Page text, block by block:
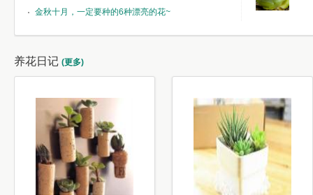
金秋十月，一定要种的6种漂亮的花~
养花日记 (更多)